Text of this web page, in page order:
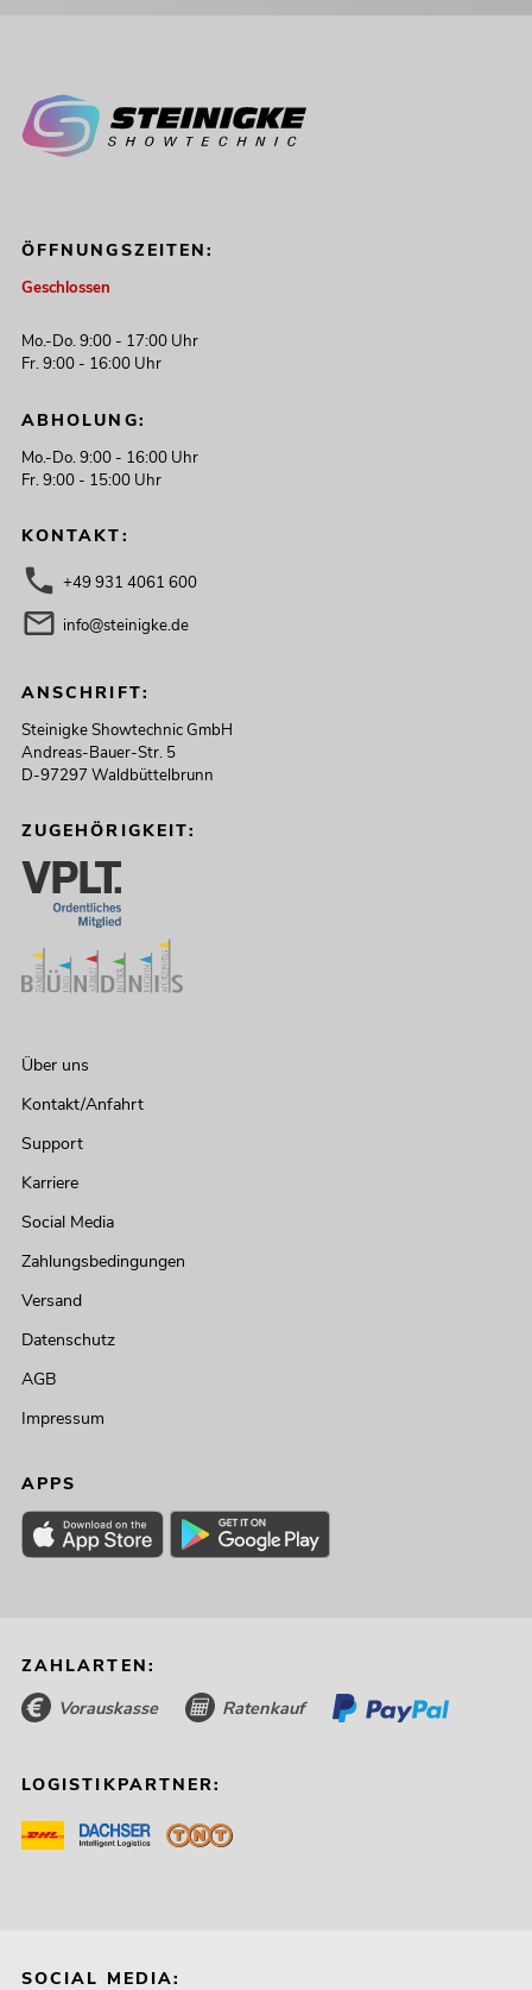
ÖFFNUNGSZEITEN:
Geschlossen
Mo.-Do. 9:00 - 17:00 Uhr
Fr. 9:00 - 16:00 Uhr
ABHOLUNG:
Mo.-Do. 9:00 - 16:00 Uhr
Fr. 9:00 - 15:00 Uhr
KONTAKT:
+49 931 4061 600
info@steinigke.de
ANSCHRIFT:
Steinigke Showtechnic GmbH
Andreas-Bauer-Str. 5
D-97297 Waldbüttelbrunn
ZUGEHÖRIGKEIT:
Über uns
Kontakt/Anfahrt
Support
Karriere
Social Media
Zahlungsbedingungen
Versand
Datenschutz
AGB
Impressum
APPS
ZAHLARTEN:
Vorauskasse Ratenkauf
LOGISTIKPARTNER:
SOCIAL MEDIA: